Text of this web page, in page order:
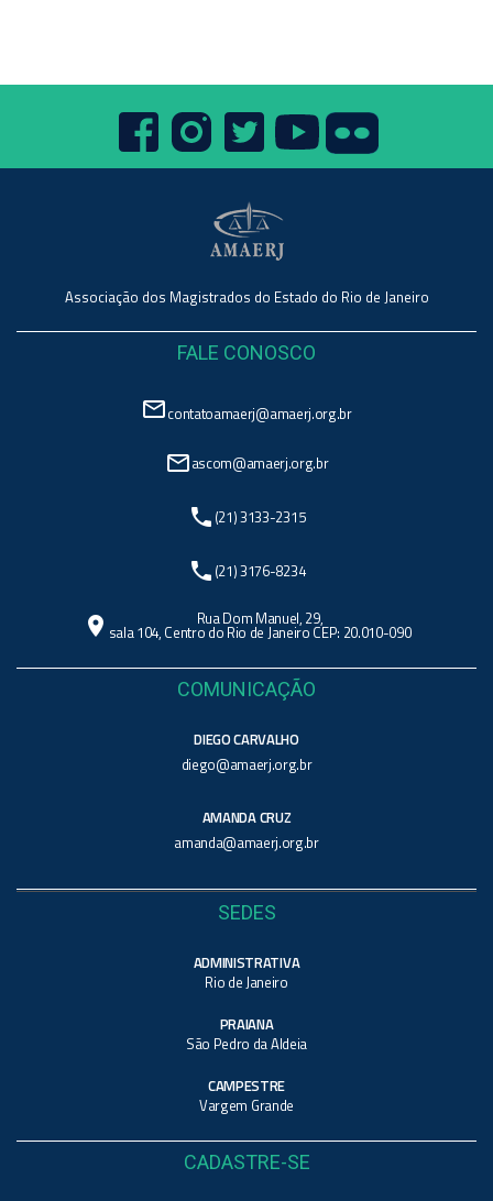
Associação dos Magistrados do Estado do Rio de Janeiro
FALE CONOSCO
mail_outlinecontatoamaerj@amaerj.org.br
mail_outlineascom@amaerj.org.br
phone (21) 3133-2315
phone (21) 3176-8234
location_on Rua Dom Manuel, 29,
sala 104, Centro do Rio de Janeiro CEP: 20.010-090
COMUNICAÇÃO
DIEGO CARVALHO
diego@amaerj.org.br
AMANDA CRUZ
amanda@amaerj.org.br
SEDES
ADMINISTRATIVA
Rio de Janeiro
PRAIANA
São Pedro da Aldeia
CAMPESTRE
Vargem Grande
CADASTRE-SE